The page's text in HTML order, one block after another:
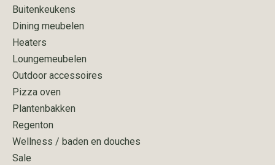
Buitenkeukens
Dining meubelen
Heaters
Loungemeubelen
Outdoor accessoires
Pizza oven
Plantenbakken
Regenton
Wellness / baden en douches
Sale